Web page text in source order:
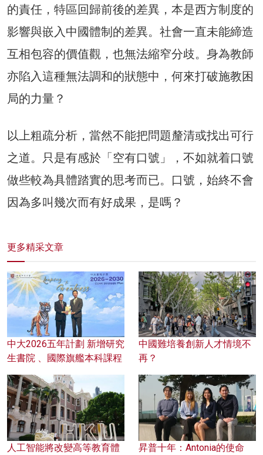
的責任，特區回歸前後的差異，本是西方制度的
影響與嵌入中國體制的差異。社會一直未能締造
互相包容的價值觀，也無法縮窄分歧。身為教師
亦陷入這種無法調和的狀態中，何來打破施教困
局的力量？
以上粗疏分析，當然不能把問題釐清或找出可行
之道。只是有感於「空有口號」，不如就着口號
做些較為具體踏實的思考而已。口號，始終不會
因為多叫幾次而有好成果，是嗎？
更多精采文章
中大2026五年計劃 新增研究
生書院 、國際旗艦本科課程
中國難培養創新人才情境不
再？
人工智能將改變高等教育體
昇普十年：Antonia的使命